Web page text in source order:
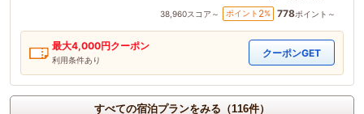
38,960スコア～ ポイント 2% 778ポイント～
最大4,000円クーポン
利用条件あり
クーポンGET
すべての宿泊プランをみる（116件）